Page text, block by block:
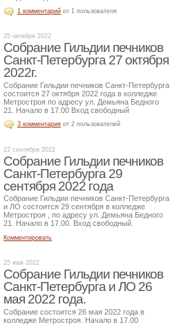
1 комментарий от 1 пользователя
25 октября 2022
Собрание Гильдии печников
Санкт-Петербурга 27 октября
2022г.
Собрание Гильдии печников Санкт-Петербурга
состоится 27 октября 2022 года в колледже
Метростроя по адресу ул. Демьяна Бедного
21. Начало в 17.00 Вход свободный
3 комментария от 2 пользователей
22 сентября 2022
Собрание Гильдии печников
Санкт-Петербурга 29
сентября 2022 года
Собрание Гильдии печников Санкт-Петербурга
и ЛО состоится 29 сентября в колледже
Метростроя , по адресу ул. Демьяна Бедного
21. Начало в 17.00. Вход свободный.
Комментировать
25 мая 2022
Собрание Гильдии печников
Санкт-Петербурга и ЛО 26
мая 2022 года.
Собрание состоится 26 мая 2022 года в
колледже Метростроя. Начало в 17.00